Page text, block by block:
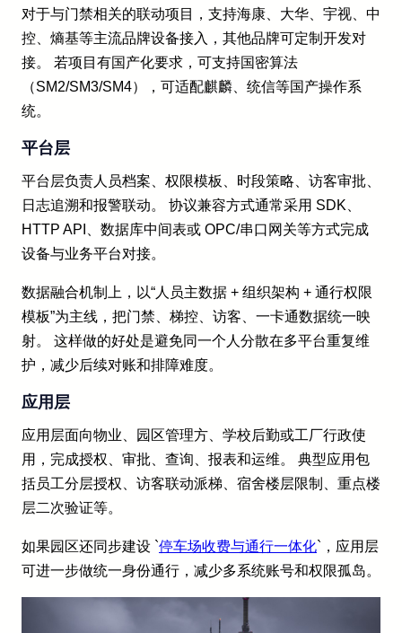
对于与门禁相关的联动项目，支持海康、大华、宇视、中
控、熵基等主流品牌设备接入，其他品牌可定制开发对
接。 若项目有国产化要求，可支持国密算法
（SM2/SM3/SM4），可适配麒麟、统信等国产操作系
统。
平台层
平台层负责人员档案、权限模板、时段策略、访客审批、
日志追溯和报警联动。 协议兼容方式通常采用 SDK、
HTTP API、数据库中间表或 OPC/串口网关等方式完成
设备与业务平台对接。
数据融合机制上，以“人员主数据 + 组织架构 + 通行权限
模板”为主线，把门禁、梯控、访客、一卡通数据统一映
射。 这样做的好处是避免同一个人分散在多平台重复维
护，减少后续对账和排障难度。
应用层
应用层面向物业、园区管理方、学校后勤或工厂行政使
用，完成授权、审批、查询、报表和运维。 典型应用包
括员工分层授权、访客联动派梯、宿舍楼层限制、重点楼
层二次验证等。
如果园区还同步建设 `停车场收费与通行一体化`，应用层
可进一步做统一身份通行，减少多系统账号和权限孤岛。